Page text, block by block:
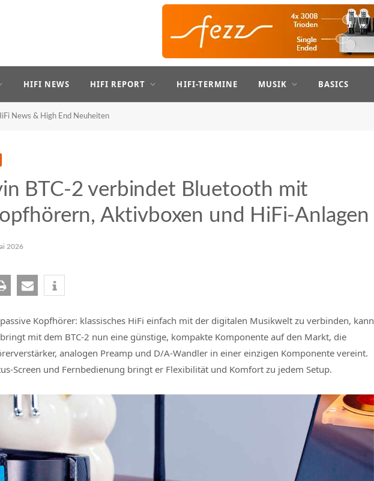
HIFI NEWS HIFI REPORT HIFI-TERMINE MUSIK BASICS
News & High End Neuheiten
BTC-2 verbindet Bluetooth mit
Aktivboxen und HiFi-Anlagen
2026
Kopfhörer: klassisches HiFi einfach mit der digitalen Musikwelt zu verbinden, kann
mit dem BTC-2 nun eine günstige, kompakte Komponente auf den Markt, die
analogen Preamp und D/A-Wandler in einer einzigen Komponente vereint.
Screen und Fernbedienung bringt er Flexibilität und Komfort zu jedem Setup.